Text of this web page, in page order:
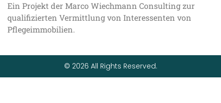
Ein Projekt der Marco Wiechmann Consulting zur
qualifizierten Vermittlung von Interessenten von
Pflegeimmobilien.
© 2026 All Rights Reserved.